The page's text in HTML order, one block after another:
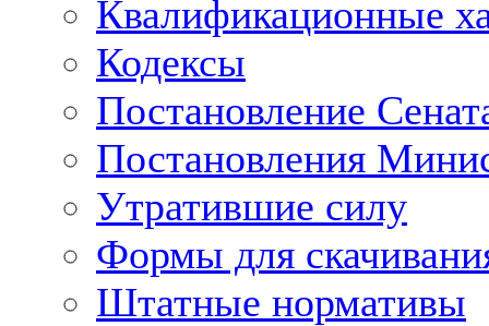
Квалификационные
Кодексы
Постановление
Постановления
Утратившие силу
Формы для
Штатные нормативы